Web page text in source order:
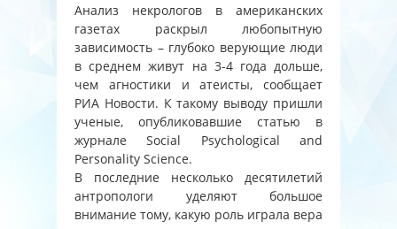
Анализ некрологов в американских
газетах раскрыл любопытную
зависимость – глубоко верующие люди
в среднем живут на 3-4 года дольше,
чем агностики и атеисты, сообщает
РИА Новости. К такому выводу пришли
ученые, опубликовавшие статью в
журнале Social Psychological and
Personality Science.
В последние несколько десятилетий
антропологи уделяют большое
внимание тому, какую роль играла вера